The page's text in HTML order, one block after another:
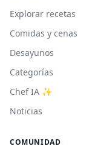
Explorar recetas
Comidas y cenas
Desayunos
Categorías
Chef IA ✨
Noticias
COMUNIDAD